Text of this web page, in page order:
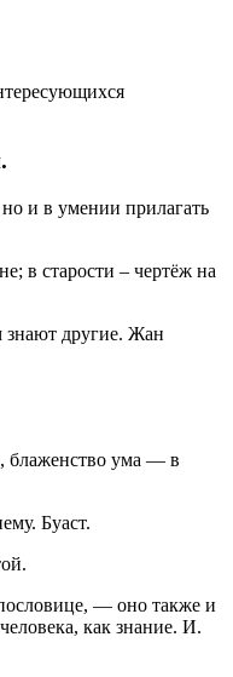
и в умении прилагать
в старости – чертёж на
знают другие. Жан
блаженство ума — в
Буаст.
— оно также и
как знание. И.